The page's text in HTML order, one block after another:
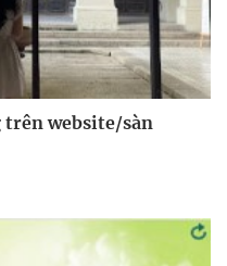
website/sàn